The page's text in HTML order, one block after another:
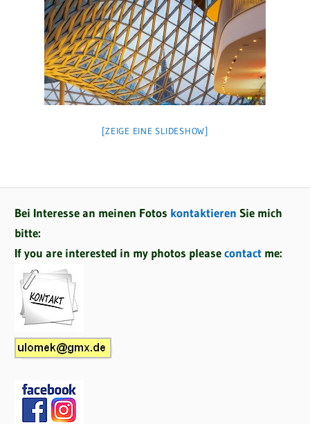
[ZEIGE EINE SLIDESHOW]
Bei Interesse an meinen Fotos kontaktieren Sie mich
bitte:
If you are interested in my photos pleasecontact me: